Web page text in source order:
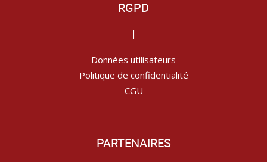
RGPD
|
Données utilisateurs
Politique de confidentialité
CGU
PARTENAIRES